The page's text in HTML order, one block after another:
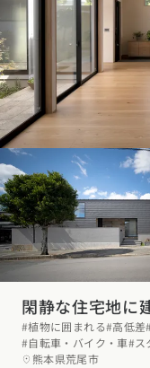
閑静な住宅地に
#植物に囲まれる#高低差
#自転車・バイク・車#ス
熊本県荒尾市